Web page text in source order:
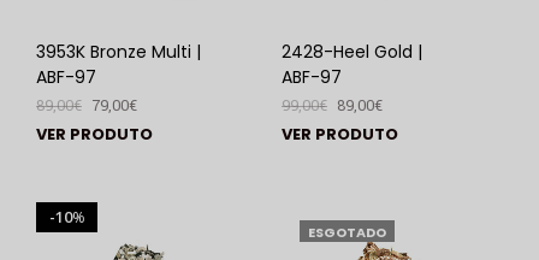
3953K Bronze Multi |
ABF-97
89,00€ 79,00€
VER PRODUTO
2428-Heel Gold |
ABF-97
99,00€ 89,00€
VER PRODUTO
%
10
ESGOTADO